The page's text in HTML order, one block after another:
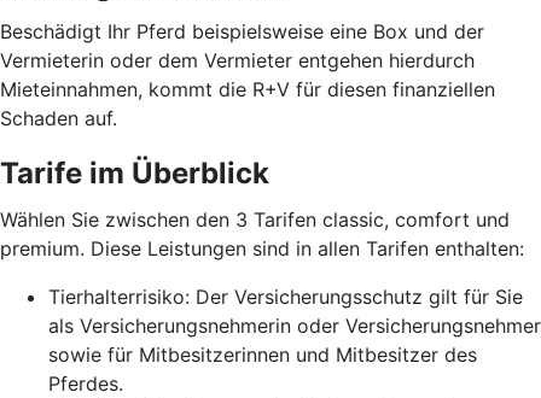
Beschädigt Ihr Pferd beispielsweise eine Box und der
Vermieterin oder dem Vermieter entgehen hierdurch
Mieteinnahmen, kommt die R+V für diesen finanziellen
Schaden auf.
Tarife im Überblick
Wählen Sie zwischen den 3 Tarifen classic, comfort und
premium. Diese Leistungen sind in allen Tarifen enthalten:
Tierhalterrisiko: Der Versicherungsschutz gilt für Sie
als Versicherungsnehmerin oder Versicherungsnehmer
sowie für Mitbesitzerinnen und Mitbesitzer des
Pferdes.